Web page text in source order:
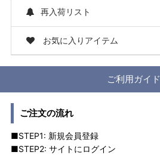
再入荷リスト
お気に入りアイテム
ご利用ガイド
ご注文の流れ
■STEP1: 新規会員登録
■STEP2: サイトにログイン